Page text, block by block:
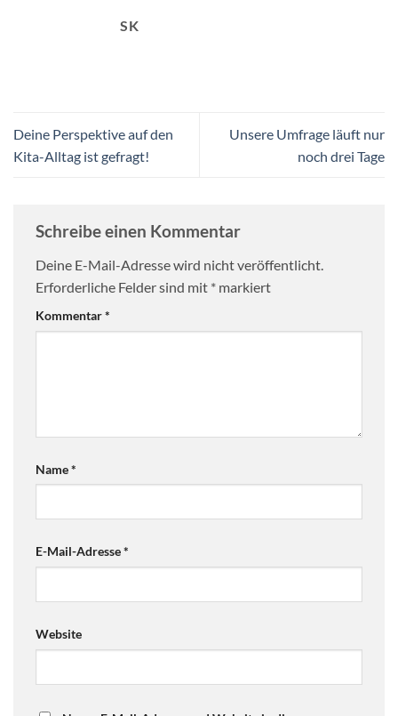
SK
Deine Perspektive auf den
Kita-Alltag ist gefragt!
Unsere Umfrage läuft nur
noch drei Tage
Schreibe einen Kommentar
Deine E-Mail-Adresse wird nicht veröffentlicht.
Erforderliche Felder sind mit * markiert
Kommentar*
Name*
E-Mail-Adresse*
Website